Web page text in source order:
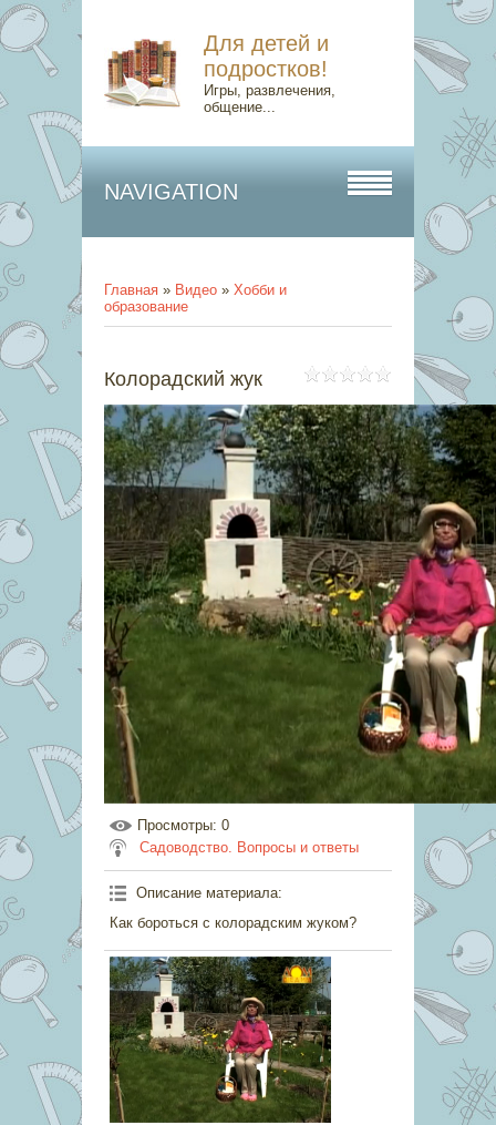
Для детей и
подростков!
Игры, развлечения,
общение...
NAVIGATION
Главная » Видео » Хобби и
образование
Колорадский жук
Просмотры: 0
Садоводство. Вопросы и ответы
Описание материала:
Как бороться с колорадским жуком?